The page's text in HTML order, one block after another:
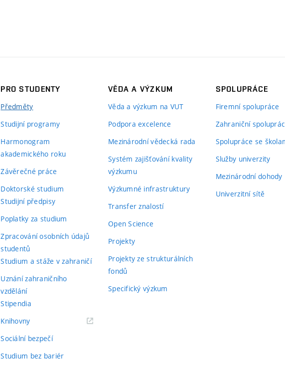
PRO STUDENTY
Předměty
Studijní programy
Harmonogram
akademického roku
Závěrečné práce
Doktorské studium
Studijní předpisy
Poplatky za studium
Zpracování osobních údajů
studentů
Studium a stáže v zahraničí
Uznání zahraničního
vzdělání
Stipendia
Knihovny(externí
Sociální bezpečí
Studium bez bariér
VĚDA A VÝZKUM
Věda a výzkum na VUT
Podpora excelence
Mezinárodní vědecká rada
Systém zajišťování kvality
výzkumu
Výzkumné infrastruktury
Transfer znalostí
Open Science
Projekty
Projekty ze strukturálních
fondů
Specifický výzkum
SPOLUPRÁCE
Firemní spolupráce
Zahraniční
Spolupráce se
Služby univerzity
Mezinárodní dohody
Univerzitní sítě